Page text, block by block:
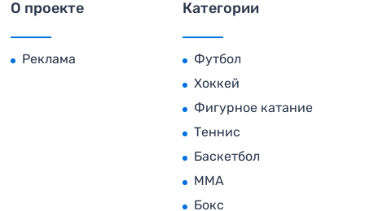
О проекте
Реклама
Категории
Футбол
Хоккей
Фигурное катание
Теннис
Баскетбол
MMA
Бокс